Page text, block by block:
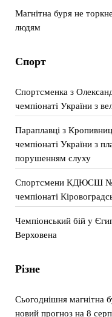
Магнітна буря не
людям
Спорт
Спортсменка з
чемпіонаті України з
Параплавці з
чемпіонаті України з
порушенням слуху
Спортсмени КДЮСШ №1
чемпіонаті
Чемпіонський бій у
Верховена
Різне
Сьогоднішня магнітна
новий прогноз на 8